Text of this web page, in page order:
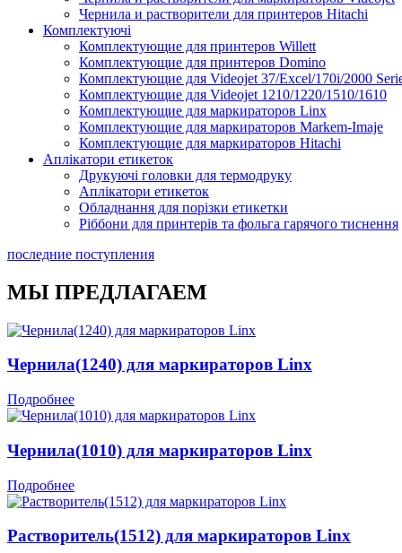
Каплеструйный принтер CodPad S200 Plus для
Подробнее
Чернила и растворители для принтеров Hitachi
Комплектуючі
Комплектующие для принтеров Willett
Комплектующие для принтеров Domino
Комплектующие для Videojet 37/Excel/170i/2000
Комплектующие для Videojet 1210/1220/1510/1610
Комплектующие для маркираторов Linx
Комплектующие для маркираторов Markem-Imaje
Комплектующие для маркираторов Hitachi
Аплікатори етикеток
Друкуючі головки для термодруку
Аплікатори етикеток
Обладнання для порізки етикетки
Ріббони для принтерів та фольга гарячого тиснення
последние поступления
МЫ ПРЕДЛАГАЕМ
Чернила(1240) для маркираторов Linx
Подробнее
Чернила(1010) для маркираторов Linx
Подробнее
Растворитель(1512) для маркираторов Linx